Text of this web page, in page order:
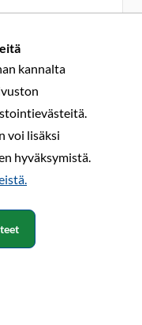
kannalta
voi lisäksi
hyväksymistä.
olen vuosia
täyden
ku vuosia sitten
keulaan, vaan
paikasta